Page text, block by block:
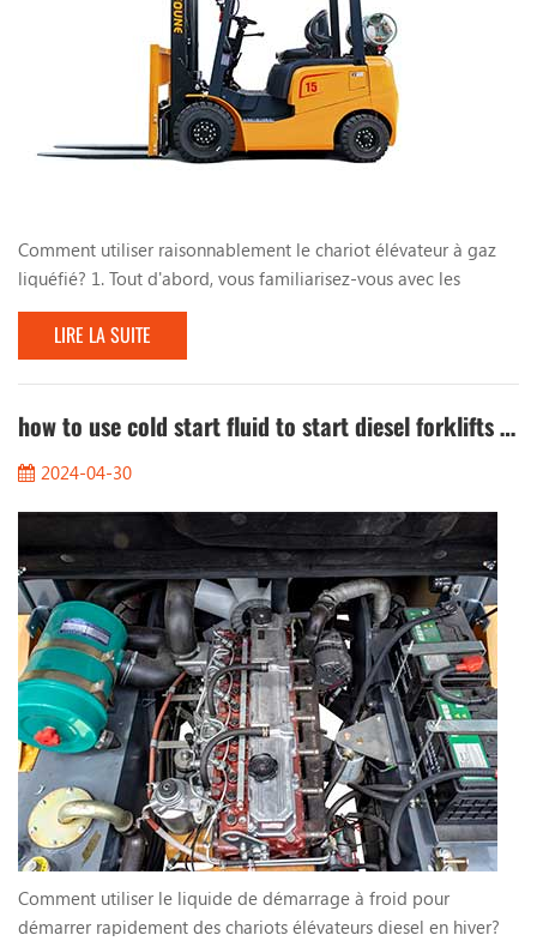
Comment utiliser raisonnablement le chariot élévateur à gaz
liquéfié? 1. Tout d'abord, vous familiarisez-vous avec les
manuels pertinents du chariot élévateur à gaz liquéfié et avoir
une compréhension complète du système de conversion de
gaz liquéfié. Pendant l'utilisation du chariot élévateur, ne garez
pas le chariot élévateur près des sources de chaleur ou de feu,
telles que des flammes ouvertes...
LIRE LA SUITE
how to use cold start fluid to start diesel forklifts quickly in winter?
2024-04-30
Comment utiliser le liquide de démarrage à froid pour
démarrer rapidement des chariots élévateurs diesel en hiver?